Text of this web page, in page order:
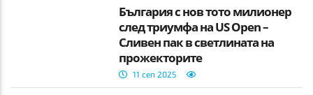
България с нов тото милионер
след триумфа на US Open –
Сливен пак в светлината на
прожекторите
11 сеп 2025